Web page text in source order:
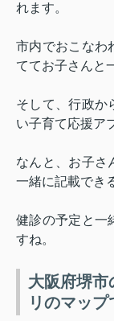
れます。
市内でおこなわ
ててお子さんと
そして、行政か
い子育て応援ア
なんと、お子さ
一緒に記載でき
健診の予定と一
すね。
大阪府堺市
リのマップ